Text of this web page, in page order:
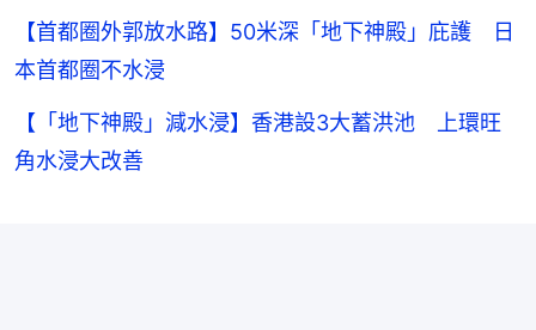
【首都圈外郭放水路】50米深「地下神殿」庇護 日
本首都圈不水浸
【「地下神殿」減水浸】香港設3大蓄洪池 上環旺
角水浸大改善